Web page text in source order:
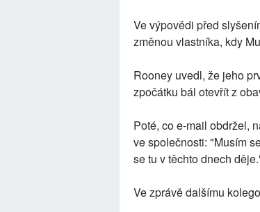
Ve výpovědi před
změnou vlastníka, kdy
Rooney uvedl, že jeho
zpočátku bál otevřít z
Poté, co e-mail obdržel,
ve společnosti: "Musím
se tu v těchto dnech
Ve zprávě dalšímu